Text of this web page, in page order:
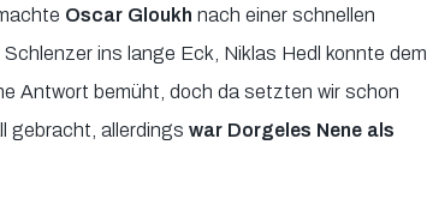
Oscar Gloukh nach einer schnellen
ins lange Eck, Niklas Hedl konnte dem
Antwort bemüht, doch da setzten wir schon
gebracht, allerdings war Dorgeles Nene als